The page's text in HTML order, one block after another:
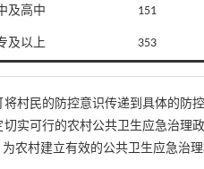
及高中 151
及以上 353
村民的防控意识传递到具体的防
实可行的农村公共卫生应急治理
农村建立有效的公共卫生应急治理